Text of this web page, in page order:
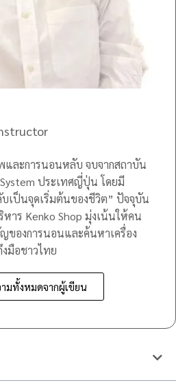
และการนอนหลับ จบจากสถาบัน
ประเทศญี่ปุ่น โดยมี
เป็นจุดเริ่มต้นของชีวิต” ปัจจุบัน
าร Kenko Shop มุ่งเน้นให้คน
ของการนอนและค้นหาเครื่อง
มือชาวไทย
มทั้งหมดจากผู้เขียน